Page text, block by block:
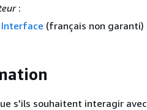
:
Interface (français non garanti)
s'ils souhaitent interagir avec